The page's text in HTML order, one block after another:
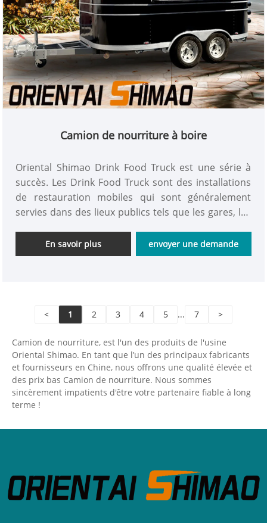
Camion de nourriture à boire
Oriental Shimao Drink Food Truck est une série à
succès. Les Drink Food Truck sont des installations
de restauration mobiles qui sont généralement
servies dans des lieux publics tels que les gares, les
choix de boissons, notamment des boissons
gazeuses, du café, du thé et des jus de fruits, et
En savoir plus envoyer une demande
< 1 2 3 4 5 ... 7 >
Camion de nourriture, est l'un des produits de l'usine
Oriental Shimao. En tant que l’un des principaux fabricants
et fournisseurs en Chine, nous offrons une qualité élevée et
des prix bas Camion de nourriture. Nous sommes
sincèrement impatients d'être votre partenaire fiable à long
terme !